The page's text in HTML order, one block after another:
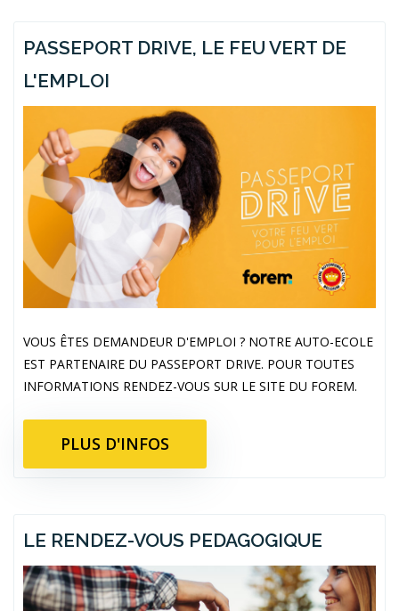
PASSEPORT DRIVE, LE FEU VERT DE
L'EMPLOI
VOUS ÊTES DEMANDEUR D'EMPLOI ? NOTRE AUTO-ECOLE
EST PARTENAIRE DU PASSEPORT DRIVE. POUR TOUTES
INFORMATIONS RENDEZ-VOUS SUR LE SITE DU FOREM.
PLUS D'INFOS
LE RENDEZ-VOUS PEDAGOGIQUE